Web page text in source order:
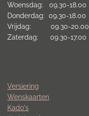
Woensdag: 09.30-18.00
Donderdag: 09.30-18.00
Vrijdag: 09.30-20.00
Zaterdag: 09.30-17.00
Versiering
Wenskaarten
Kado's